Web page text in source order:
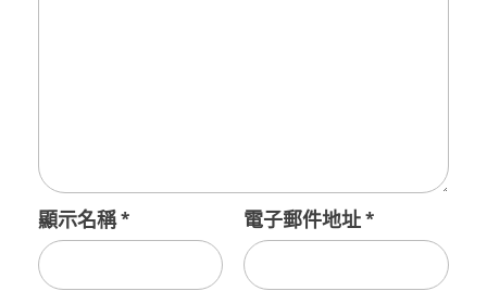
顯示名稱* 電子郵件地址*